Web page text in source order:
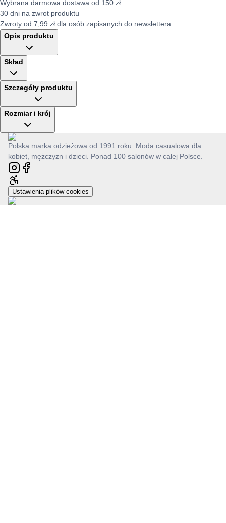
Wybrana darmowa dostawa od 150 zł
30 dni na zwrot produktu
Zwroty od 7,99 zł dla osób zapisanych do newslettera
Opis produktu
Skład
Szczegóły produktu
Rozmiar i krój
Polska marka odzieżowa od 1991 roku. Moda casualowa dla
kobiet, mężczyzn i dzieci. Ponad 100 salonów w całej Polsce.
Ustawienia plików cookies